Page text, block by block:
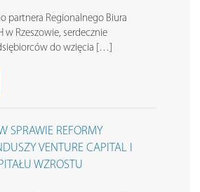
partnera Regionalnego Biura
w Rzeszowie, serdecznie
do wzięcia […]
SPRAWIE REFORMY
VENTURE CAPITAL I
WZROSTU